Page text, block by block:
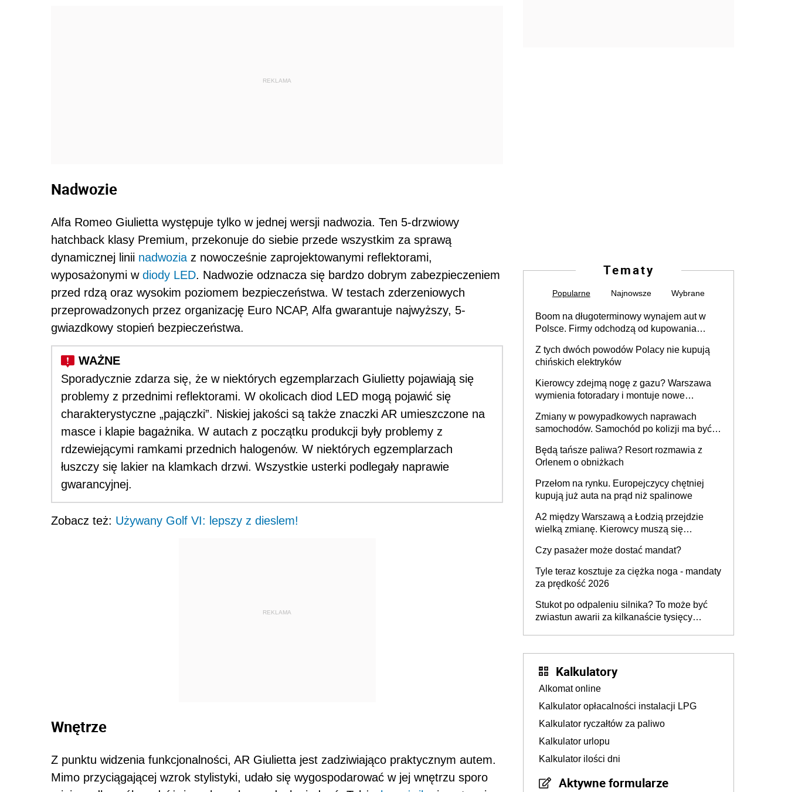
REKLAMA
Nadwozie
Alfa Romeo Giulietta występuje tylko w jednej wersji nadwozia. Ten 5-drzwiowy
hatchback klasy Premium, przekonuje do siebie przede wszystkim za sprawą
dynamicznej linii nadwozia z nowocześnie zaprojektowanymi reflektorami,
wyposażonymi w diody LED. Nadwozie odznacza się bardzo dobrym zabezpieczeniem
przed rdzą oraz wysokim poziomem bezpieczeństwa. W testach zderzeniowych
przeprowadzonych przez organizację Euro NCAP, Alfa gwarantuje najwyższy, 5-
gwiazdkowy stopień bezpieczeństwa.
Sporadycznie zdarza się, że w niektórych egzemplarzach Giulietty pojawiają się
problemy z przednimi reflektorami. W okolicach diod LED mogą pojawić się
charakterystyczne „pajączki”. Niskiej jakości są także znaczki AR umieszczone na
masce i klapie bagażnika. W autach z początku produkcji były problemy z
rdzewiejącymi ramkami przednich halogenów. W niektórych egzemplarzach
łuszczy się lakier na klamkach drzwi. Wszystkie usterki podlegały naprawie
gwarancyjnej.
Zobacz też: Używany Golf VI: lepszy z dieslem!
REKLAMA
Wnętrze
Z punktu widzenia funkcjonalności, AR Giulietta jest zadziwiająco praktycznym autem.
Mimo przyciągającej wzrok stylistyki, udało się wygospodarować w jej wnętrzu sporo
Tematy
Popularne Najnowsze Wybrane
Boom na długoterminowy wynajem aut w
Polsce. Firmy odchodzą od kupowania
Z tych dwóch powodów Polacy nie kupują
chińskich elektryków
Kierowcy zdejmą nogę z gazu? Warszawa
wymienia fotoradary i montuje nowe
Zmiany w powypadkowych naprawach
samochodów. Samochód po kolizji ma być
technologią producenta
Będą tańsze paliwa? Resort rozmawia z
Orlenem o obniżkach
Przełom na rynku. Europejczycy chętniej
kupują już auta na prąd niż spalinowe
A2 między Warszawą a Łodzią przejdzie
wielką zmianę. Kierowcy muszą się
Czy pasażer może dostać mandat?
Tyle teraz kosztuje za ciężka noga - mandaty
za prędkość 2026
Stukot po odpaleniu silnika? To może być
zwiastun awarii za kilkanaście tysięcy
Kalkulatory
Alkomat online
Kalkulator opłacalności instalacji LPG
Kalkulator ryczałtów za paliwo
Kalkulator urlopu
Kalkulator ilości dni
Aktywne formularze